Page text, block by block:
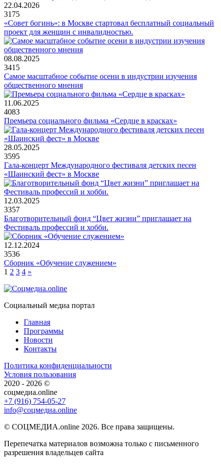
22.04.2026
3175
«Совет богинь»: в Москве стартовал бесплатный социальный
проект для женщин с инвалидностью.
08.08.2025
3415
Самое масштабное событие осени в индустрии изучения
общественного мнения
11.06.2025
4083
Премьера социального фильма «Сердце в красках»
28.05.2025
3595
Гала-концерт Международного фестиваля детских песен
«Шаинский фест» в Москве
12.03.2025
3357
Благотворительный фонд “Цвет жизни” приглашает на
Фестиваль профессий и хобби.
12.12.2024
3536
Сборник «Обучение служением»
1 2 3 4 »
Социальный медиа портал
Главная
Программы
Новости
Контакты
Политика конфиденциальности
Условия пользования
2020 - 2026 ©
соцмедиа.online
+7 (916) 754-05-27
info@соцмедиа.online
© СОЦМЕДИА.online 2026. Все права защищены.
Перепечатка материалов возможна только с письменного
разрешения владельцев сайта